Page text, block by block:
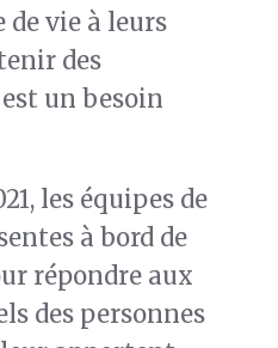
de vie à leurs
des
un besoin
les équipes de
à bord de
répondre aux
des personnes